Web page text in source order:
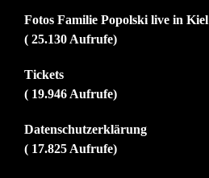
Fotos Familie Popolski live in Kiel
( 25.130 Aufrufe)
Tickets
( 19.946 Aufrufe)
Datenschutzerklärung
( 17.825 Aufrufe)